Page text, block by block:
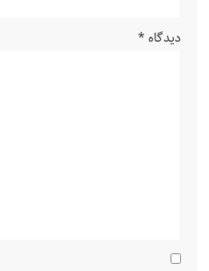
دیدگاه *